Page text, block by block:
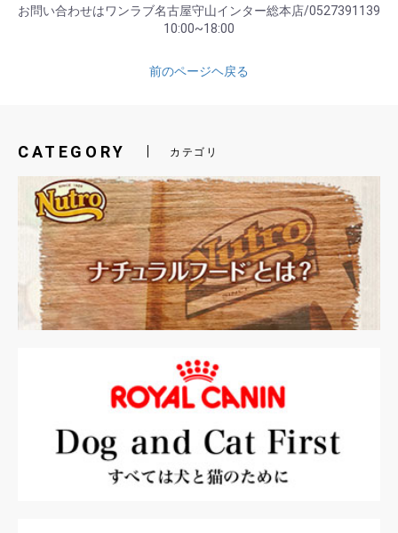
お問い合わせはワンラブ名古屋守山インター総本店/0527391139
10:00~18:00
前のページヘ戻る
CATEGORY カテゴリ